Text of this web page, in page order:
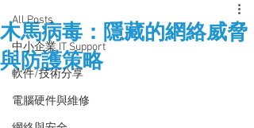
All Posts
中小企業 IT Support
軟件/技術分享
電腦硬件與維修
木馬病毒：隱藏的網絡威脅
與防護策略